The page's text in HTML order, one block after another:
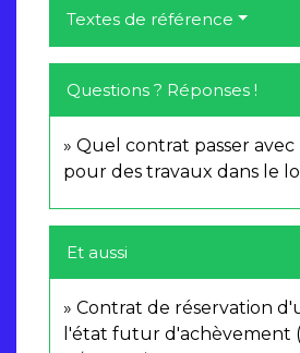
Textes de référence
Questions ? Réponses !
Quel contrat passer
pour des travaux dans le
Et aussi
Contrat de réservation
l'état futur d'achèvement